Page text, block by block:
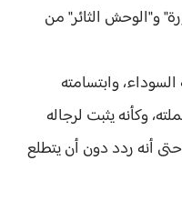
و"الوحش الثائر" من
وابتسامته
وكأنه يثبت لرجاله
أنه ردد دون أن يتطلع